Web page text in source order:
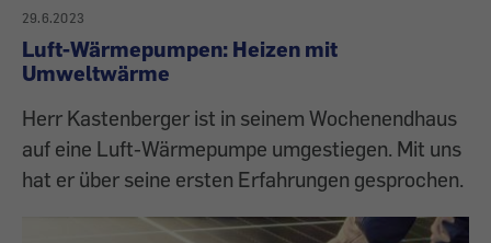
29.6.2023
Luft-Wärmepumpen: Heizen mit
Umweltwärme
Herr Kastenberger ist in seinem Wochenendhaus
auf eine Luft-Wärmepumpe umgestiegen. Mit uns
hat er über seine ersten Erfahrungen gesprochen.